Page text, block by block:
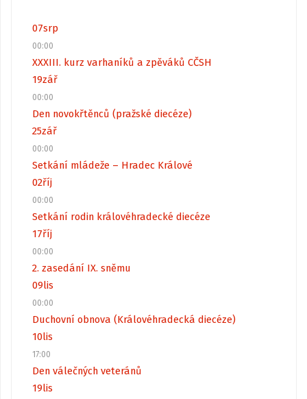
07srp
00:00
XXXIII. kurz varhaníků a zpěváků CČSH
19zář
00:00
Den novokřtěnců (pražské diecéze)
25zář
00:00
Setkání mládeže – Hradec Králové
02říj
00:00
Setkání rodin královéhradecké diecéze
17říj
00:00
2. zasedání IX. sněmu
09lis
00:00
Duchovní obnova (Královéhradecká diecéze)
10lis
17:00
Den válečných veteránů
19lis